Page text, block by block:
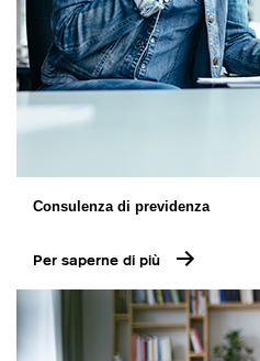
Consulenza di previdenza
Per saperne di più